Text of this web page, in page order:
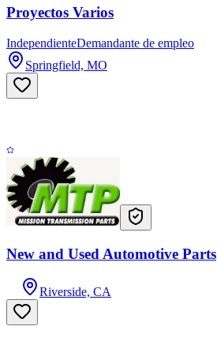
Proyectos Varios
IndependienteDemandante de empleo
Springfield, MO
New and Used Automotive Parts
Riverside, CA